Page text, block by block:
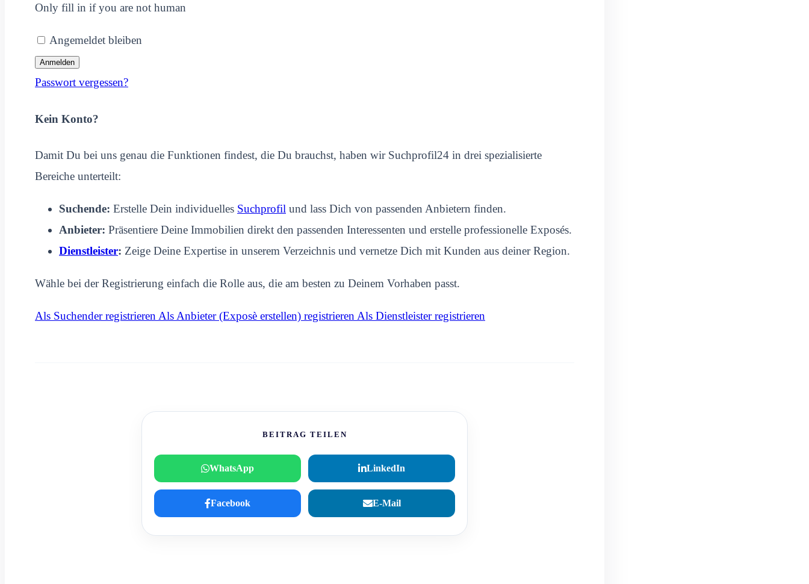
Only fill in if you are not human
Angemeldet bleiben
Passwort vergessen?
Kein Konto?
Damit Du bei uns genau die Funktionen findest, die Du brauchst, haben wir Suchprofil24 in drei spezialisierte
Bereiche unterteilt:
Suchende: Erstelle Dein individuelles Suchprofil und lass Dich von passenden Anbietern finden.
Anbieter: Präsentiere Deine Immobilien direkt den passenden Interessenten und erstelle professionelle Exposés.
Dienstleister: Zeige Deine Expertise in unserem Verzeichnis und vernetze Dich mit Kunden aus deiner Region.
Wähle bei der Registrierung einfach die Rolle aus, die am besten zu Deinem Vorhaben passt.
Als Suchender registrieren Als Anbieter (Exposè erstellen) registrieren Als Dienstleister registrieren
BEITRAG TEILEN
WhatsApp LinkedIn
Facebook E-Mail